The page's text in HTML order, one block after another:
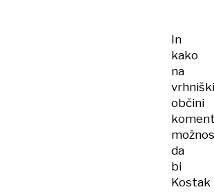
In
kako
na
vrhniški
občini
da
bi
Kostak